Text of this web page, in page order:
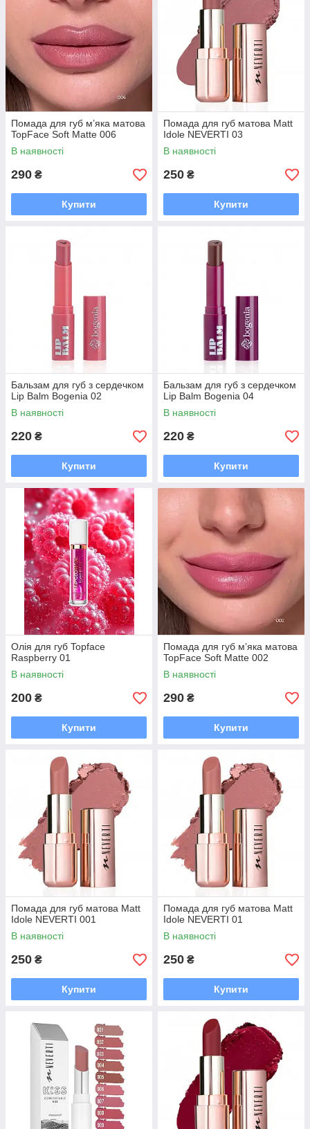
Помада для губ м’яка матова
TopFace Soft Matte 006
В наявності
290 ₴
Купити
Помада для губ матова Matt
Idole NEVERTI 03
В наявності
250 ₴
Купити
Бальзам для губ з сердечком
Lip Balm Bogenia 02
В наявності
220 ₴
Купити
Бальзам для губ з сердечком
Lip Balm Bogenia 04
В наявності
220 ₴
Купити
Олія для губ Topface
Raspberry 01
В наявності
200 ₴
Купити
Помада для губ м’яка матова
TopFace Soft Matte 002
В наявності
290 ₴
Купити
Помада для губ матова Matt
Idole NEVERTI 001
В наявності
250 ₴
Купити
Помада для губ матова Matt
Idole NEVERTI 01
В наявності
250 ₴
Купити